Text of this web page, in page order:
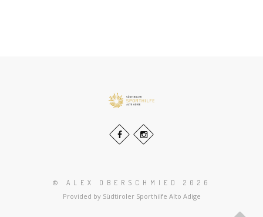
© ALEX OBERSCHMIED 2026
Provided by Südtiroler Sporthilfe Alto Adige